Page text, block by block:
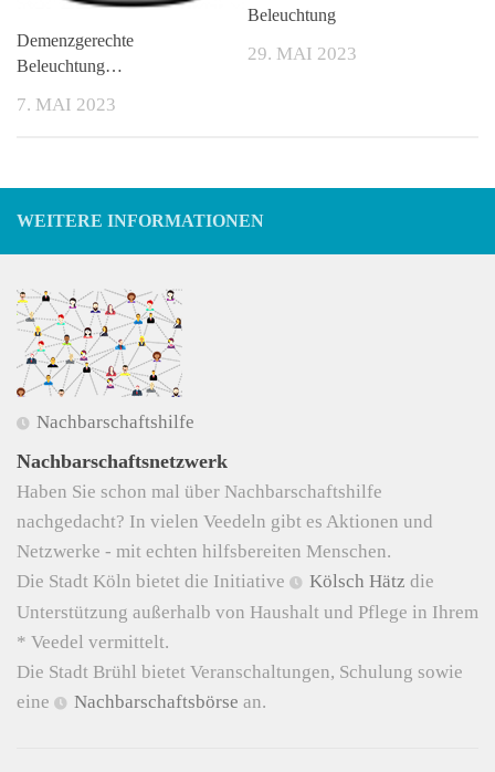
Demenzgerechte
Beleuchtung…
7. MAI 2023
Beleuchtung
29. MAI 2023
WEITERE INFORMATIONEN
Nachbarschaftshilfe
Nachbarschaftsnetzwerk
Haben Sie schon mal über Nachbarschaftshilfe
nachgedacht? In vielen Veedeln gibt es Aktionen und
Netzwerke - mit echten hilfsbereiten Menschen.
Die Stadt Köln bietet die Initiative
Kölsch Hätz die
Unterstützung außerhalb von Haushalt und Pflege in Ihrem
* Veedel vermittelt.
Die Stadt Brühl bietet Veranschaltungen, Schulung sowie
eine
Nachbarschaftsbörse an.